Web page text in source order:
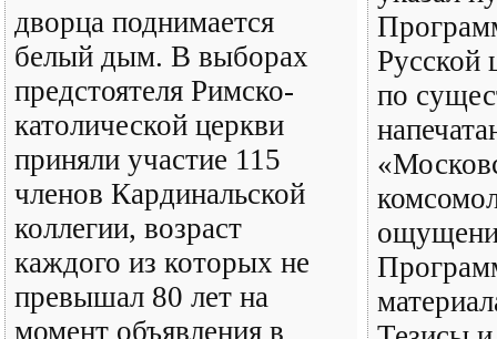
дворца поднимается
белый дым. В выборах
предстоятеля Римско-
католической церкви
приняли участие 115
членов Кардинальской
коллегии, возраст
каждого из которых не
превышал 80 лет на
момент объявления в
Русской
по